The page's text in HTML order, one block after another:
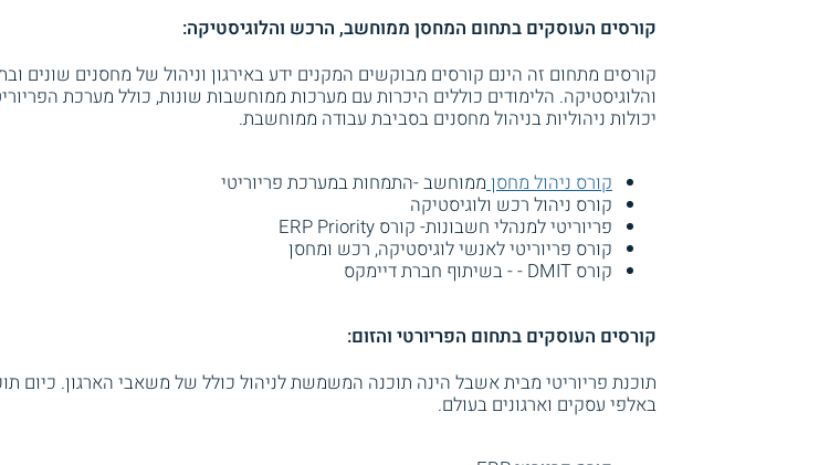
קורסים העוסקים בתחום המחסן ממוחשב, הרכש והלוגיסטיקה:
קורסים מתחום זה הינם קורסים מבוקשים המקנים ידע באירגון וניהול של מחסנים שונים
והלוגיסטיקה. הלימודים כוללים היכרות עם מערכות ממוחשבות שונות, כולל מערכת
יכולות ניהוליות בניהול מחסנים בסביבת עבודה ממוחשבת.
קורס ניהול מחסןממוחשב -התמחות במערכת פריוריטי
קורס ניהול רכש ולוגיסטיקה
פריוריטי למנהלי חשבונות- קורס ERP Priority
קורס פריוריטי לאנשי לוגיסטיקה, רכש ומחסן
קורס DMIT - - בשיתוף חברת דיימקס
קורסים העוסקים בתחום הפריורטי והזום:
תוכנת פריוריטי מבית אשבל הינה תוכנה המשמשת לניהול כולל של משאבי הארגון. כיום
באלפי עסקים וארגונים בעולם.